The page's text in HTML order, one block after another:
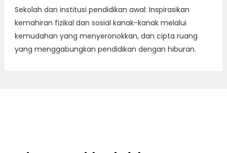
Sekolah dan institusi pendidikan awal: Inspirasikan
kemahiran fizikal dan sosial kanak-kanak melalui
kemudahan yang menyeronokkan, dan cipta ruang
yang menggabungkan pendidikan dengan hiburan.